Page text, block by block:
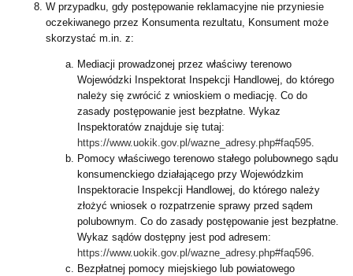
W przypadku, gdy postępowanie reklamacyjne nie przyniesie
oczekiwanego przez Konsumenta rezultatu, Konsument może
skorzystać m.in. z:
Mediacji prowadzonej przez właściwy terenowo
Wojewódzki Inspektorat Inspekcji Handlowej, do którego
należy się zwrócić z wnioskiem o mediację. Co do
zasady postępowanie jest bezpłatne. Wykaz
Inspektoratów znajduje się tutaj:
https://www.uokik.gov.pl/wazne_adresy.php#faq595.
Pomocy właściwego terenowo stałego polubownego sądu
konsumenckiego działającego przy Wojewódzkim
Inspektoracie Inspekcji Handlowej, do którego należy
złożyć wniosek o rozpatrzenie sprawy przed sądem
polubownym. Co do zasady postępowanie jest bezpłatne.
Wykaz sądów dostępny jest pod adresem:
https://www.uokik.gov.pl/wazne_adresy.php#faq596.
Bezpłatnej pomocy miejskiego lub powiatowego